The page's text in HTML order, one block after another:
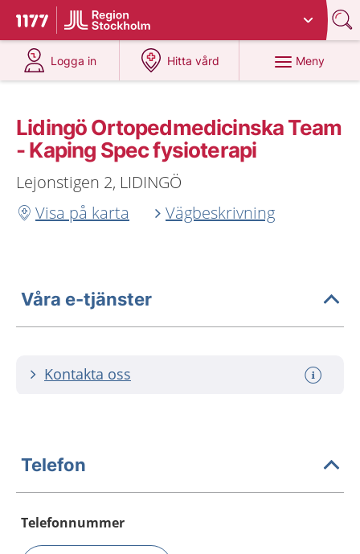
Till startsidan för 1177
Du har valt region
Logga in
på 1177.se
Hitta vård
på 1177.se
Meny
Lidingö Ortopedmedicinska Team
- Kaping Spec fysioterapi
Lejonstigen 2, LIDINGÖ
Visa på karta
Vägbeskrivning
Våra e-tjänster
Kontakta oss
Telefon
Telefonnummer